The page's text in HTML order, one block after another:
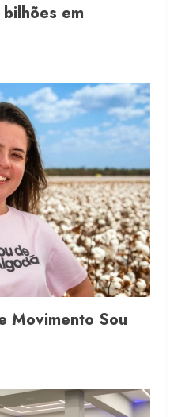
em
Movimento Sou